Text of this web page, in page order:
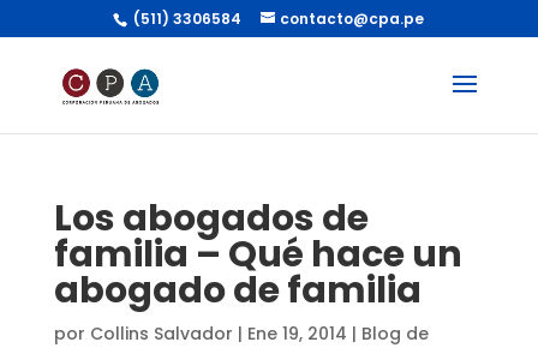
(511) 3306584 contacto@cpa.pe
Los abogados de
familia – Qué hace un
abogado de familia
por Collins Salvador | Ene 19, 2014 | Blog de